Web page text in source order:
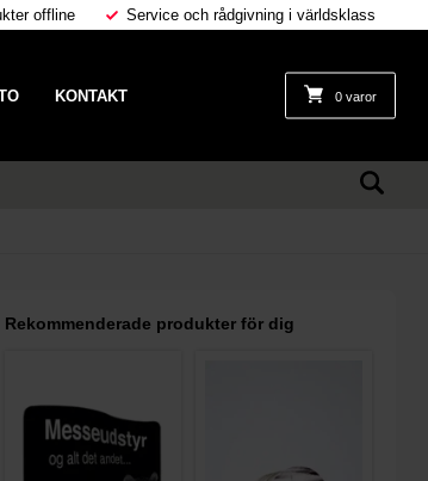
offline Service och rådgivning i världsklass
0 varor
KONTAKT
Rekommenderade produkter för dig